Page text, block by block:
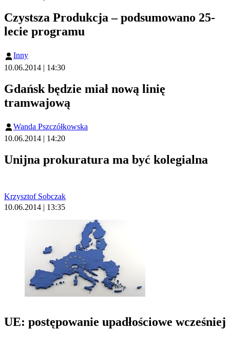
Czystsza Produkcja – podsumowano 25-
lecie programu
Inny
10.06.2014 | 14:30
Gdańsk będzie miał nową linię
tramwajową
Wanda Pszczółkowska
10.06.2014 | 14:20
Unijna prokuratura ma być kolegialna
Krzysztof Sobczak
10.06.2014 | 13:35
UE: postępowanie upadłościowe wcześniej